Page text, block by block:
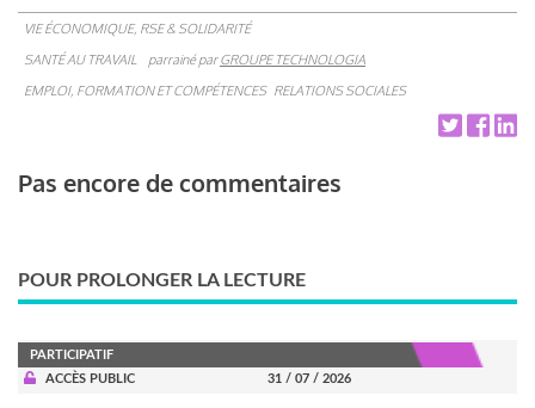
VIE ÉCONOMIQUE, RSE & SOLIDARITÉ
SANTÉ AU TRAVAIL
parrainé parGROUPE TECHNOLOGIA
EMPLOI, FORMATION ET COMPÉTENCES RELATIONS SOCIALES
Pas encore de commentaires
POUR PROLONGER LA LECTURE
PARTICIPATIF
ACCÈS PUBLIC
31 / 07 / 2026